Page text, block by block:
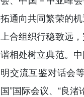
拓通向共同繁荣的
上合组织行稳致远
谐相处树立典范。
明交流互鉴对话会
国”国际会议、“良渚